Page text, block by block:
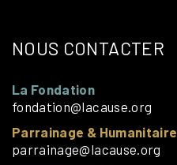
NOUS CONTACTER
La Fondation
fondation@lacause.org
Parrainage & Humanitaire
parrainage@lacause.org